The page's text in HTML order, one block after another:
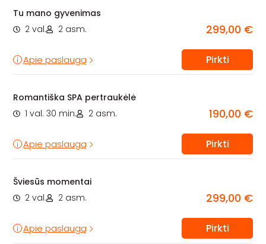
Tu mano gyvenimas
2 val.
2 asm. 299,00 €
Apie paslaugą Pirkti
Romantiška SPA pertraukėlė
1 val. 30 min.
2 asm. 190,00 €
Apie paslaugą Pirkti
Šviesūs momentai
2 val.
2 asm. 299,00 €
Apie paslaugą Pirkti